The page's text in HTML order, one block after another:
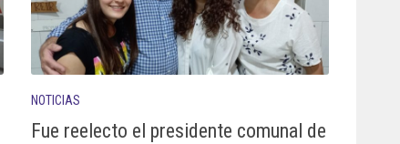
NOTICIAS
Fue reelecto el presidente comunal de